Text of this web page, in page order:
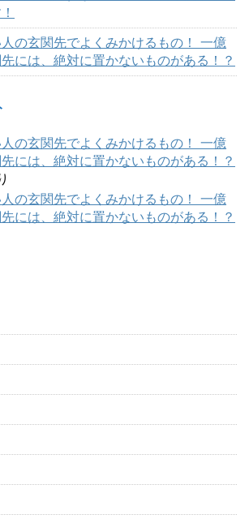
の玄関先でよくみかけるもの！ 一億
には、絶対に置かないものがある！？
の玄関先でよくみかけるもの！ 一億
には、絶対に置かないものがある！？
の玄関先でよくみかけるもの！ 一億
には、絶対に置かないものがある！？